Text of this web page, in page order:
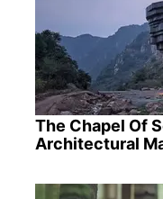
The Chapel Of
Architectural